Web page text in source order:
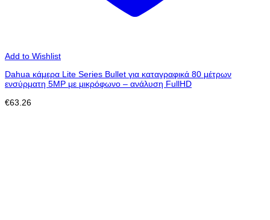
Add to Wishlist
Dahua κάμερα Lite Series Bullet για καταγραφικά 80 μέτρων
ενσύρματη 5MP με μικρόφωνο – ανάλυση FullHD
€63.26